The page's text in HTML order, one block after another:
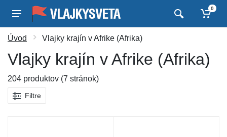
0
Úvod Vlajky krajín v Afrike (Afrika)
Vlajky krajín v Afrike (Afrika)
204 produktov (7 stránok)
Filtre